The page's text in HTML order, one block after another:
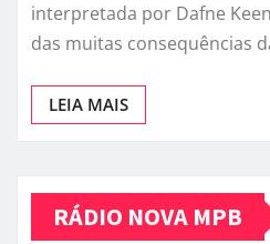
interpretada por Dafne
das muitas consequências
LEIA MAIS
RÁDIO NOVA MPB